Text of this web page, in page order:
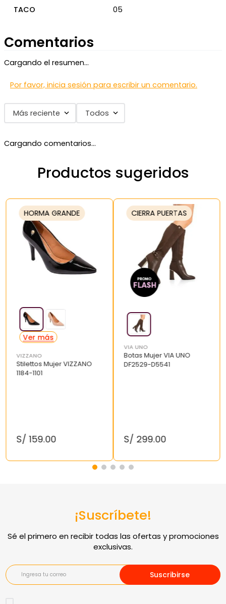
TACO 05
Comentarios
Cargando el resumen…
Por favor, inicia sesión para escribir un comentario.
Más reciente Todos
Cargando comentarios…
Productos sugeridos
HORMA GRANDE
VIZZANO
Stilettos Mujer VIZZANO
1184-1101
S/ 159.00
CIERRA PUERTAS
VIA UNO
Botas Mujer VIA UNO
DF2529-D5541
S/ 299.00
¡Suscríbete!
Suscribirse